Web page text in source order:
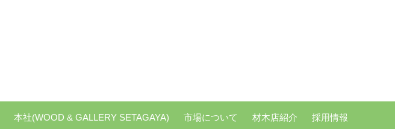
本社(WOOD & GALLERY SETAGAYA) 市場について 材木店紹介 採用情報